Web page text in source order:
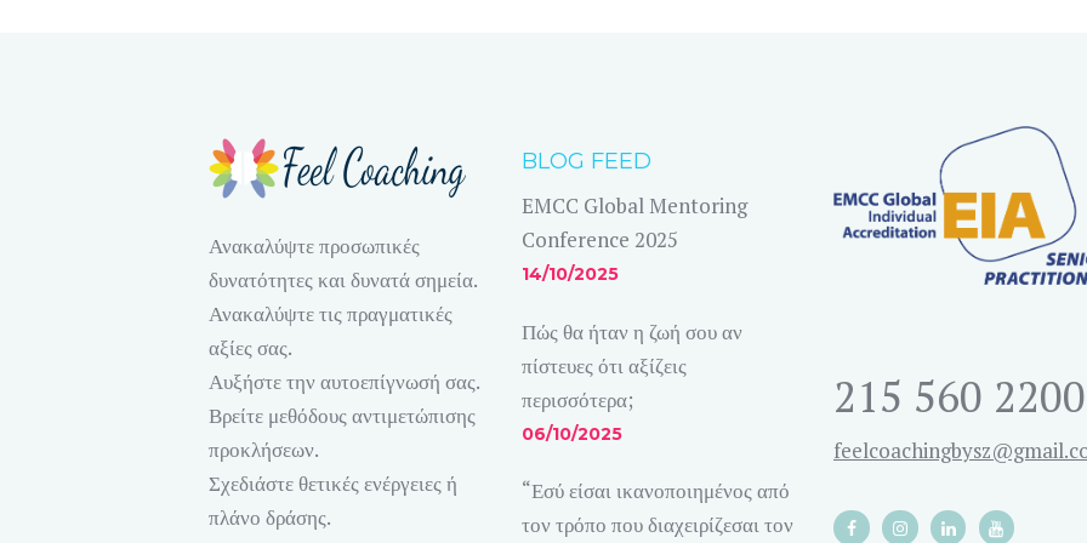
Ανακαλύψτε προσωπικές
δυνατότητες και δυνατά σημεία.
Ανακαλύψτε τις πραγματικές
αξίες σας.
Αυξήστε την αυτοεπίγνωσή σας.
Βρείτε μεθόδους αντιμετώπισης
προκλήσεων.
Σχεδιάστε θετικές ενέργειες ή
πλάνο δράσης.
BLOG FEED
EMCC Global Mentoring
Conference 2025
14/10/2025
Πώς θα ήταν η ζωή σου αν
πίστευες ότι αξίζεις
περισσότερα;
06/10/2025
“Εσύ είσαι ικανοποιημένος από
τον τρόπο που διαχειρίζεσαι τον
215 560 2200